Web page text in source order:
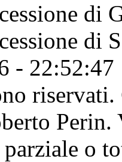
di
di
- 22:52:47
riservati.
o